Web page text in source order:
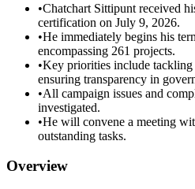
•Chatchart Sittipunt received
certification on July 9, 2026.
•He immediately begins his
encompassing 261 projects.
•Key priorities include
ensuring transparency in
•All campaign issues and
investigated.
•He will convene a meeting
outstanding tasks.
Overview